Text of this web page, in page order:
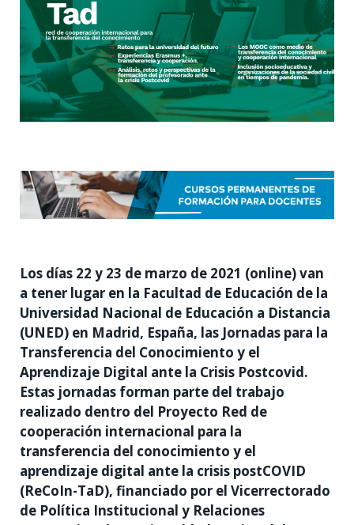
Los días 22 y 23 de marzo de 2021 (online) van
a tener lugar en la Facultad de Educación de la
Universidad Nacional de Educación a Distancia
(UNED) en Madrid, España, las Jornadas para la
Transferencia del Conocimiento y el
Aprendizaje Digital ante la Crisis Postcovid.
Estas jornadas forman parte del trabajo
realizado dentro del Proyecto Red de
cooperación internacional para la
transferencia del conocimiento y el
aprendizaje digital ante la crisis postCOVID
(ReCoIn-TaD), financiado por el Vicerrectorado
de Política Institucional y Relaciones